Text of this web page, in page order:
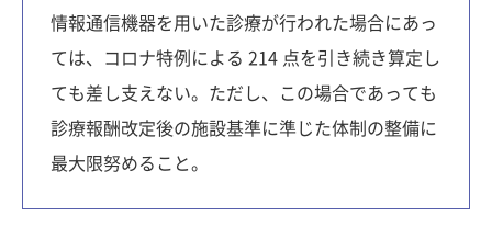
情報通信機器を用いた診療が行われた場合にあっ
ては、コロナ特例による 214 点を引き続き算定し
ても差し支えない。ただし、この場合であっても
診療報酬改定後の施設基準に準じた体制の整備に
最大限努めること。